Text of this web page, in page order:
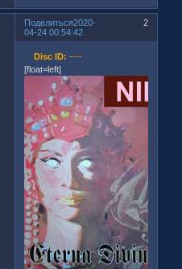
Поделиться 2
2020-
04-24 00:54:42
Disc ID: ----
[float=left]